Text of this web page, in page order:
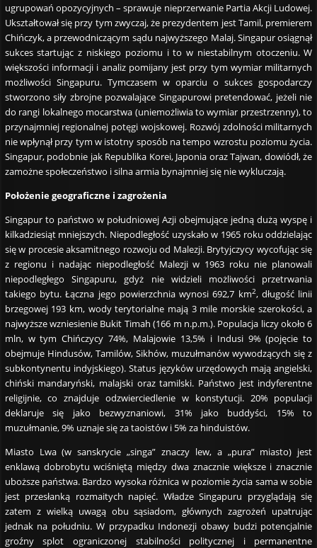
ugrupowań opozycyjnych – sprawuje nieprzerwanie Partia Akcji Ludowej.
Ukształtował się przy tym zwyczaj, że prezydentem jest Tamil, premierem
Chińczyk, a przewodniczącym sądu najwyższego Malaj. Singapur osiągnął
sukces startując z niskiego poziomu i to w niestabilnym otoczeniu. W
większości informacji i analiz pomijany jest przy tym wymiar militarnych
możliwości Singapuru. Tymczasem w oparciu o sukces gospodarczy
stworzono siły zbrojne pozwalające Singapurowi pretendować, jeżeli nie
do rangi lokalnego mocarstwa (uniemożliwia to wymiar przestrzenny), to
przynajmniej regionalnej potęgi wojskowej. Rozwój zdolności militarnych
nie wpłynął przy tym w istotny sposób na tempo wzrostu poziomu życia.
Singapur, podobnie jak Republika Korei, Japonia oraz Tajwan, dowiódł, że
zamożne społeczeństwo i silna armia bynajmniej się nie wykluczają.
Położenie geograficzne i zagrożenia
Singapur to państwo w południowej Azji obejmujące jedną dużą wyspę i
kilkadziesiąt mniejszych. Niepodległość uzyskało w 1965 roku oddzielając
się w procesie aksamitnego rozwoju od Malezji. Brytyjczycy wycofując się
z regionu i nadając niepodległość Malezji w 1963 roku nie planowali
niepodległego Singapuru, gdyż nie widzieli możliwości przetrwania
takiego bytu. Łączna jego powierzchnia wynosi 692,7 km2, długość linii
brzegowej 193 km, wody terytorialne mają 3 mile morskie szerokości, a
najwyższe wzniesienie Bukit Timah (166 m n.p.m.). Populacja liczy około 6
mln, w tym Chińczycy 74%, Malajowie 13,5% i Indusi 9% (pojęcie to
obejmuje Hindusów, Tamilów, Sikhów, muzułmanów wywodzących się z
subkontynentu indyjskiego). Status języków urzędowych mają angielski,
chiński mandaryński, malajski oraz tamilski. Państwo jest indyferentne
religijnie, co znajduje odzwierciedlenie w konstytucji. 20% populacji
deklaruje się jako bezwyznaniowi, 31% jako buddyści, 15% to
muzułmanie, 9% uznaje się za taoistów i 5% za hinduistów.
Miasto Lwa (w sanskrycie „singa” znaczy lew, a „pura” miasto) jest
enklawą dobrobytu wciśniętą między dwa znacznie większe i znacznie
uboższe państwa. Bardzo wysoka różnica w poziomie życia sama w sobie
jest przesłanką rozmaitych napięć. Władze Singapuru przyglądają się
zatem z wielką uwagą obu sąsiadom, głównych zagrożeń upatrując
jednak na południu. W przypadku Indonezji obawy budzi potencjalnie
groźny splot ograniczonej stabilności politycznej i permanentne